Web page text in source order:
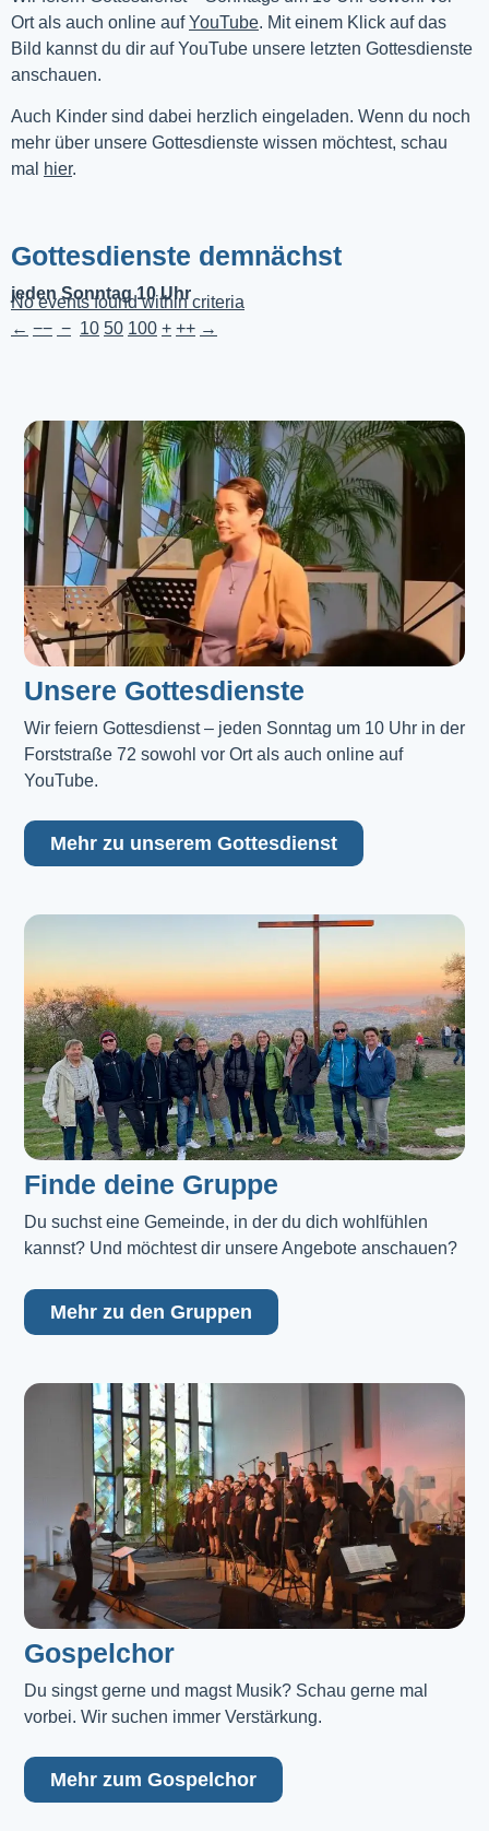
Ort als auch online auf YouTube. Mit einem Klick auf das
Bild kannst du dir auf YouTube unsere letzten Gottesdienste
anschauen.
Auch Kinder sind dabei herzlich eingeladen. Wenn du noch
mehr über unsere Gottesdienste wissen möchtest, schau
mal
hier.
Gottesdienste demnächst
jeden Sonntag 10 Uhr
No events found within criteria
← −− − 10 50 100 + ++ →
Unsere Gottesdienste
Wir feiern Gottesdienst – jeden Sonntag um 10 Uhr in der
Forststraße 72 sowohl vor Ort als auch online auf
YouTube.
Mehr zu unserem Gottesdienst
Finde deine Gruppe
Du suchst eine Gemeinde, in der du dich wohlfühlen
kannst? Und möchtest dir unsere Angebote anschauen?
Mehr zu den Gruppen
Gospelchor
Du singst gerne und magst Musik? Schau gerne mal
vorbei. Wir suchen immer Verstärkung.
Mehr zum Gospelchor